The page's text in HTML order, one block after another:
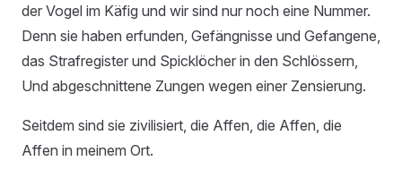
der Vogel im Käfig und wir sind nur noch eine Nummer.
Denn sie haben erfunden, Gefängnisse und Gefangene,
das Strafregister und Spicklöcher in den Schlössern,
Und abgeschnittene Zungen wegen einer Zensierung.
Seitdem sind sie zivilisiert, die Affen, die Affen, die
Affen in meinem Ort.